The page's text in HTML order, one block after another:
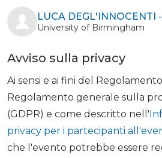
LUCA DEGL'INNOCENTI
University of Birmingham
Avviso sulla privacy
Ai sensi e ai fini del
Regolamento generale sulla
(GDPR) e come descritto nell'
privacy per i partecipanti
che l'evento potrebbe essere